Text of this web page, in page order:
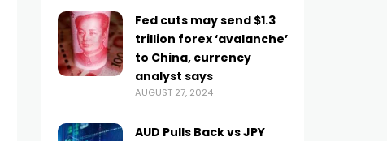
Fed cuts may send $1.3
trillion forex ‘avalanche’
to China, currency
analyst says
AUGUST 27, 2024
AUD Pulls Back vs JPY